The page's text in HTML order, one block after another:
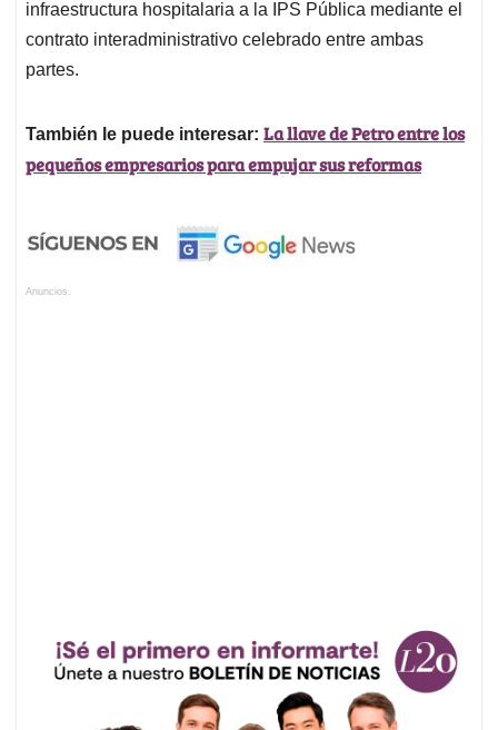
infraestructura hospitalaria a la IPS Pública mediante el
contrato interadministrativo celebrado entre ambas
partes.
También le puede interesar: La llave de Petro entre los
pequeños empresarios para empujar sus reformas
Anuncios.